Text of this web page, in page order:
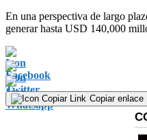
En una perspectiva de largo
generar hasta USD 140,000
Copiar enlace